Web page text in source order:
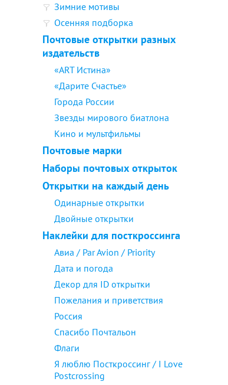
Зимние мотивы
Осенняя подборка
Почтовые открытки разных
издательств
«ART Истина»
«Дарите Счастье»
Города России
Звезды мирового биатлона
Кино и мультфильмы
Почтовые марки
Наборы почтовых открыток
Открытки на каждый день
Одинарные открытки
Двойные открытки
Наклейки для посткроссинга
Авиа / Par Avion / Priority
Дата и погода
Декор для ID открытки
Пожелания и приветствия
Россия
Спасибо Почтальон
Флаги
Я люблю Посткроссинг / I Love
Postcrossing